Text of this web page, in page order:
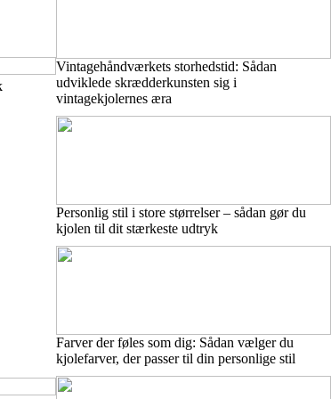
Vintagehåndværkets storhedstid: Sådan
udviklede skrædderkunsten sig i
vintagekjolernes æra
Personlig stil i store størrelser – sådan gør du
kjolen til dit stærkeste udtryk
Farver der føles som dig: Sådan vælger du
kjolefarver, der passer til din personlige stil